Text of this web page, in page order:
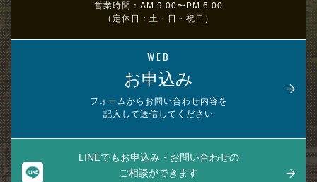
営業時間：AM 9:00〜PM 6:00
（定休日：土・日・祝日）
WEB
お申込み
フォームからお問い合わせ内容を
記入して送信してください
LINEでもお申込み・お問い合わせの
ご相談ができます